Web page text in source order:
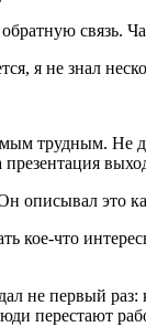
связь.
я не знал
трудным. Не
описывал это
кое-что
не первый раз:
перестают